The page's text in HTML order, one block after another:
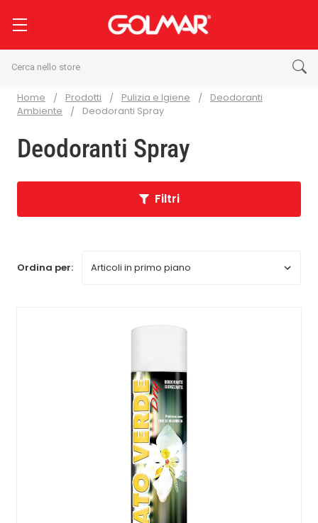
Home Prodotti Pulizia e Igiene
Deodoranti
Ambiente
Deodoranti Spray
Deodoranti Spray
Filtri
Ordina per: